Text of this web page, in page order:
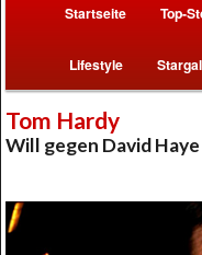
Startseite Top-
Lifestyle
Tom Hardy
Will gegen David